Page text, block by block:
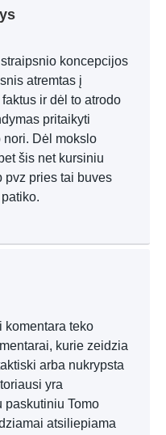
koncepcijos
atremtas į
ir dėl to atrodo
pritaikyti
nori. Dėl mokslo
šis net kursiniu
pvz pries tai buves
komentara teko
kurie zeidzia
arba nukrypsta
yra
paskutiniu Tomo
atsiliepiama